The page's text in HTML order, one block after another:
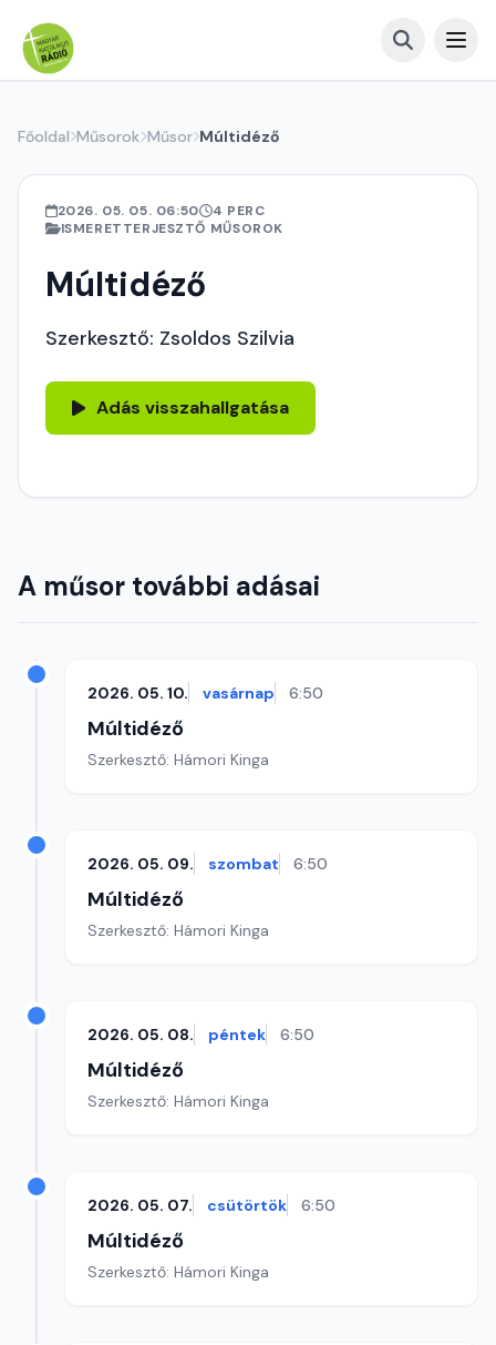
Főoldal Műsorok Műsor Múltidéző
2026. 05. 05. 06:50
4 PERC
ISMERETTERJESZTŐ MŰSOROK
Múltidéző
Szerkesztő: Zsoldos Szilvia
Adás visszahallgatása
A műsor további adásai
2026. 05. 10. vasárnap 6:50
Múltidéző
Szerkesztő: Hámori Kinga
2026. 05. 09. szombat 6:50
Múltidéző
Szerkesztő: Hámori Kinga
2026. 05. 08. péntek 6:50
Múltidéző
Szerkesztő: Hámori Kinga
2026. 05. 07. csütörtök 6:50
Múltidéző
Szerkesztő: Hámori Kinga